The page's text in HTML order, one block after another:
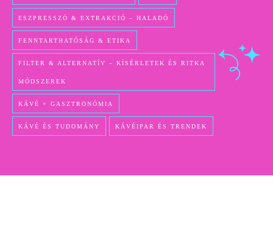
ESZPRESSZÓ & EXTRAKCIÓ – HALADÓ
FENNTARTHATÓSÁG & ETIKA
FILTER & ALTERNATÍV – KÍSÉRLETEK ÉS RITKA
MÓDSZEREK
KÁVÉ + GASZTRONÓMIA
KÁVÉ ÉS TUDOMÁNY KÁVÉIPAR ÉS TRENDEK